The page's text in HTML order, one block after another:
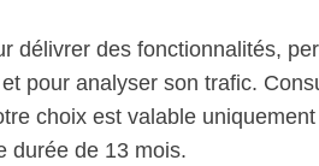
délivrer des fonctionnalités,
pour analyser son trafic.
choix est valable
durée de 13 mois.